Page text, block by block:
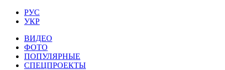
РУС
УКР
ВИДЕО
ФОТО
ПОПУЛЯРНЫЕ
СПЕЦПРОЕКТЫ